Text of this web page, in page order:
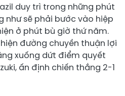
duy trì trong những phút
như sẽ phải bước vào hiệp
ở phút bù giờ thứ năm.
đường chuyền thuận lợi
xuống dứt điểm quyết
ấn định chiến thắng 2-1